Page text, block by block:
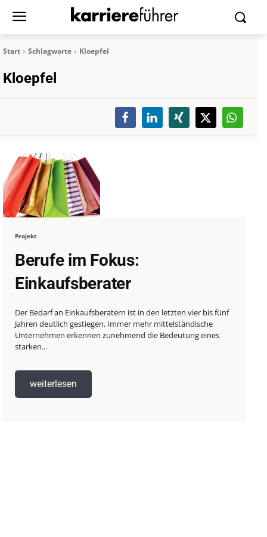
Start Schlagworte Kloepfel
Kloepfel
Projekt
Berufe im Fokus:
Einkaufsberater
Der Bedarf an Einkaufsberatern ist in den letzten vier bis fünf
Jahren deutlich gestiegen. Immer mehr mittelständische
Unternehmen erkennen zunehmend die Bedeutung eines
starken...
weiterlesen